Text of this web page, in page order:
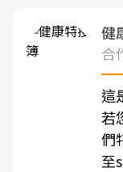
健
合
這
若
們
至